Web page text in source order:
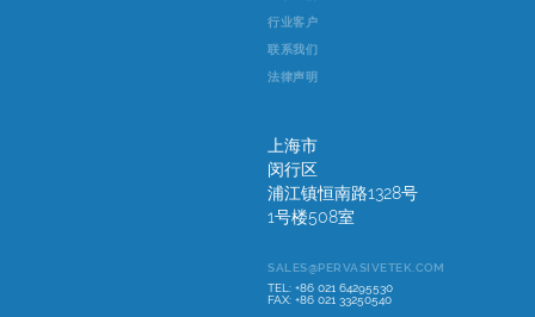
行业客户
联系我们
法律声明
上海市
闵行区
浦江镇恒南路1328号
1号楼508室
SALES@PERVASIVETEK.COM
TEL: +86 021 64295530
FAX: +86 021 33250540